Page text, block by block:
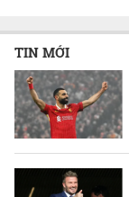
TIN MỚI